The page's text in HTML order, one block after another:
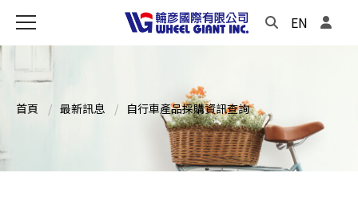
EN
首頁 最新訊息 自行車產品採購資訊查詢